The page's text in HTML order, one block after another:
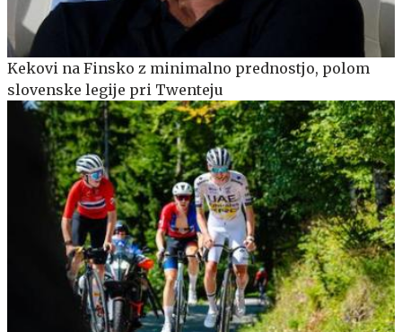
Kekovi na Finsko z minimalno prednostjo, polom
slovenske legije pri Twenteju